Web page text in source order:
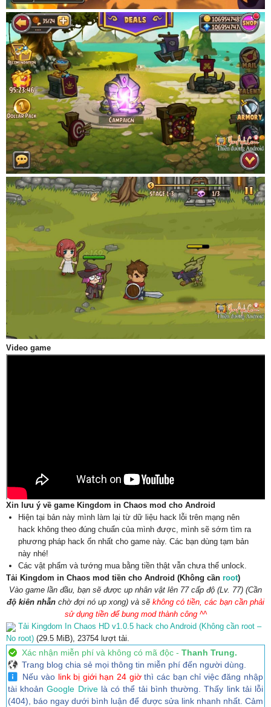
Video game
Xin lưu ý về game Kingdom in Chaos mod cho Android
Hiện tại bản này mình làm lại từ dữ liệu hack lỗi trên mạng nên
hack không theo đúng chuẩn của mình được, mình sẽ sớm tìm ra
phương pháp hack ổn nhất cho game này. Các bạn dùng tạm bản
này nhé!
Các vật phẩm và tướng mua bằng tiền thật vẫn chưa thể unlock.
Tải Kingdom in Chaos mod tiền cho Android (Không cần root)
Vào game lần đầu, bạn sẽ được up nhân vật lên 77 cấp độ (Lv. 77) (Cần
độ kiên nhẫn chờ đợi nó up xong) và sẽ không có tiền, các bạn cần phải
sử dụng tiền để bung mod thành công ^^
Tải Kingdom In Chaos HD v1.0.5 hack cho Android (Không cần root –
No root) (29.5 MiB), 23754 lượt tải.
Xác nhận miễn phí và không có mã độc - Thanh Trung.
Trang blog chia sẻ mọi thông tin miễn phí đến người dùng.
Nếu vào link bị giới hạn 24 giờthì các bạn chỉ việc đăng nhập
tài khoảnGoogle Drivelà có thể tải bình thường. Thấy link tải lỗi
(404), báo ngay dưới bình luận để được sửa link nhanh nhất. Cảm